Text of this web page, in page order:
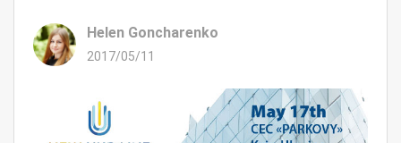
Helen Goncharenko
2017/05/11